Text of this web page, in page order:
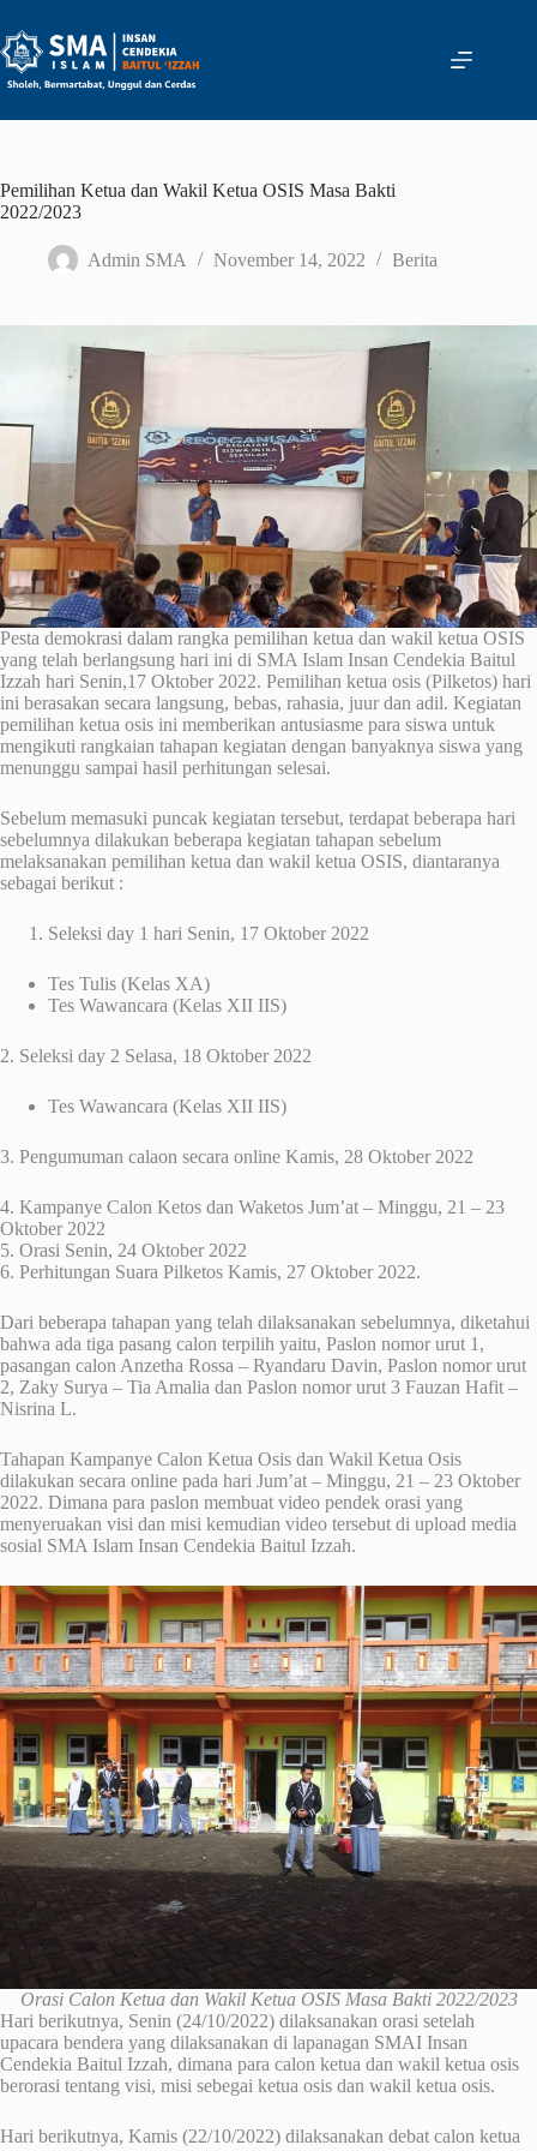
content
Pemilihan Ketua dan Wakil Ketua OSIS Masa Bakti
2022/2023
Admin SMA November 14, 2022 Berita
Pesta demokrasi dalam rangka pemilihan ketua dan wakil ketua OSIS
yang telah berlangsung hari ini di SMA Islam Insan Cendekia Baitul
Izzah hari Senin,17 Oktober 2022. Pemilihan ketua osis (Pilketos) hari
ini berasakan secara langsung, bebas, rahasia, juur dan adil. Kegiatan
pemilihan ketua osis ini memberikan antusiasme para siswa untuk
mengikuti rangkaian tahapan kegiatan dengan banyaknya siswa yang
menunggu sampai hasil perhitungan selesai.
Sebelum memasuki puncak kegiatan tersebut, terdapat beberapa hari
sebelumnya dilakukan beberapa kegiatan tahapan sebelum
melaksanakan pemilihan ketua dan wakil ketua OSIS, diantaranya
sebagai berikut :
Seleksi day 1 hari Senin, 17 Oktober 2022
Tes Tulis (Kelas XA)
Tes Wawancara (Kelas XII IIS)
2. Seleksi day 2 Selasa, 18 Oktober 2022
Tes Wawancara (Kelas XII IIS)
3. Pengumuman calaon secara online Kamis, 28 Oktober 2022
4. Kampanye Calon Ketos dan Waketos Jum’at – Minggu, 21 – 23
Oktober 2022
5. Orasi Senin, 24 Oktober 2022
6. Perhitungan Suara Pilketos Kamis, 27 Oktober 2022.
Dari beberapa tahapan yang telah dilaksanakan sebelumnya, diketahui
bahwa ada tiga pasang calon terpilih yaitu, Paslon nomor urut 1,
pasangan calon Anzetha Rossa – Ryandaru Davin, Paslon nomor urut
2, Zaky Surya – Tia Amalia dan Paslon nomor urut 3 Fauzan Hafit –
Nisrina L.
Tahapan Kampanye Calon Ketua Osis dan Wakil Ketua Osis
dilakukan secara online pada hari Jum’at – Minggu, 21 – 23 Oktober
2022. Dimana para paslon membuat video pendek orasi yang
menyeruakan visi dan misi kemudian video tersebut di upload media
sosial SMA Islam Insan Cendekia Baitul Izzah.
Orasi Calon Ketua dan Wakil Ketua OSIS Masa Bakti 2022/2023
Hari berikutnya, Senin (24/10/2022) dilaksanakan orasi setelah
upacara bendera yang dilaksanakan di lapanagan SMAI Insan
Cendekia Baitul Izzah, dimana para calon ketua dan wakil ketua osis
berorasi tentang visi, misi sebegai ketua osis dan wakil ketua osis.
Hari berikutnya, Kamis (22/10/2022) dilaksanakan debat calon ketua